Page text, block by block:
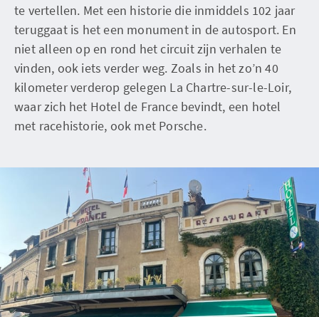
te vertellen. Met een historie die inmiddels 102 jaar
teruggaat is het een monument in de autosport. En
niet alleen op en rond het circuit zijn verhalen te
vinden, ook iets verder weg. Zoals in het zo’n 40
kilometer verderop gelegen La Chartre-sur-le-Loir,
waar zich het Hotel de France bevindt, een hotel
met racehistorie, ook met Porsche.